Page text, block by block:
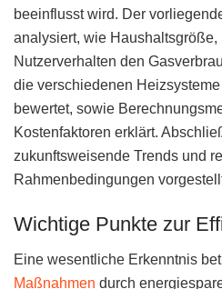
beeinflusst wird. Der
analysiert, wie Haushaltsgröße,
Nutzerverhalten den
die verschiedenen
bewertet, sowie
Kostenfaktoren erklärt.
zukunftsweisende Trends und
Rahmenbedingungen
Wichtige Punkte zur
Eine wesentliche Erkenntnis
Maßnahmen durch